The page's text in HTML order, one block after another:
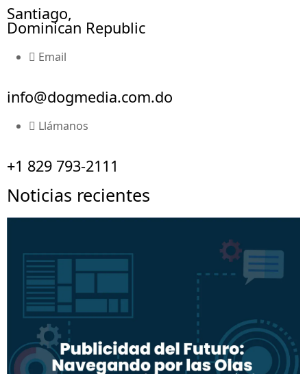
Santiago,
Dominican Republic
Email
info@dogmedia.com.do
Llámanos
+1 829 793-2111
Noticias recientes